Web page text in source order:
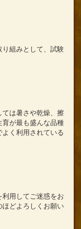
り組みとして、試験
は暑さや乾燥、擦
が最も盛んな品種
く利用されている
用してご迷惑をお
どよろしくお願い